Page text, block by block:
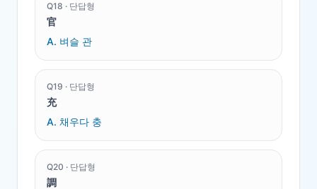
Q18 · 단답형
官
A. 벼슬 관
Q19 · 단답형
充
A. 채우다 충
Q20 · 단답형
調